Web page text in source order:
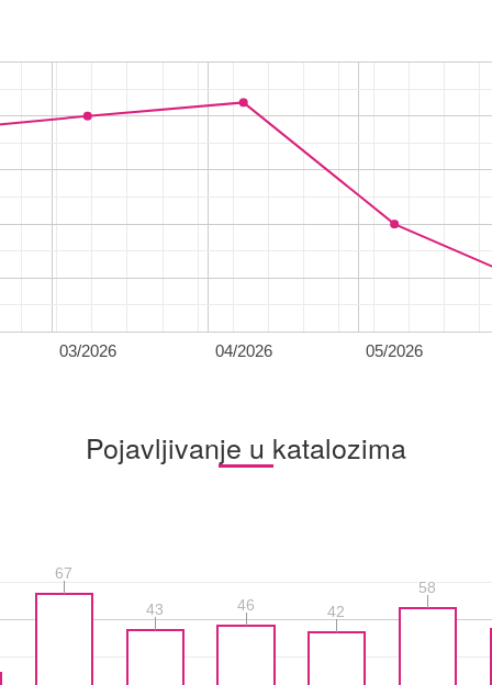
03/2026 04/2026 05/2026
Pojavljivanje u katalozima
67
67
43
43 46
46 42
42
58
58